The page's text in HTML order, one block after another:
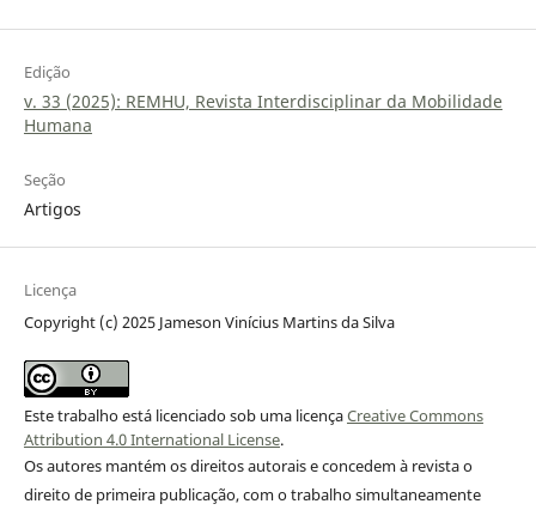
Edição
v. 33 (2025): REMHU, Revista Interdisciplinar da Mobilidade
Humana
Seção
Artigos
Licença
Copyright (c) 2025 Jameson Vinícius Martins da Silva
Este trabalho está licenciado sob uma licençaCreative Commons
Attribution 4.0 International License.
Os autores mantém os direitos autorais e concedem à revista o
direito de primeira publicação, com o trabalho simultaneamente